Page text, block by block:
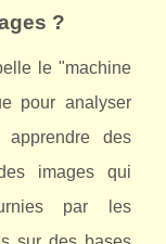
?
le "machine
pour analyser
des
images qui
par les